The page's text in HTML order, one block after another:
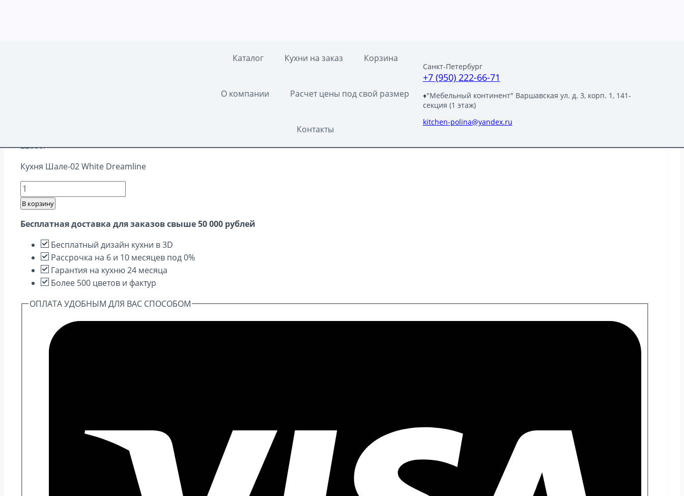
Каталог Кухни на заказ Корзина
О компании Расчет цены под свой размер
Контакты
Санкт-Петербург
+7 (950) 222-66-71
♦"Мебельный континент" Варшавская ул. д. 3, корп. 1, 141-
секция (1 этаж)
kitchen-polina@yandex.ru
22680₽
Кухня Шале-02 White Dreamline
Количество
товара
Шале-04
White
Dreamline
В корзину
Бесплатная доставка для заказов свыше 50 000 рублей
Бесплатный дизайн кухни в 3D
Рассрочка на 6 и 10 месяцев под 0%
Гарантия на кухню 24 месяца
Более 500 цветов и фактур
ОПЛАТА УДОБНЫМ ДЛЯ ВАС СПОСОБОМ